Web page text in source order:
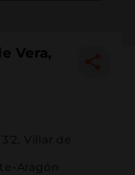
Vera,
Villar de
Aragón